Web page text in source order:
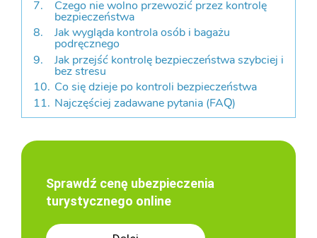
Czego nie wolno przewozić przez kontrolę
bezpieczeństwa
Jak wygląda kontrola osób i bagażu
podręcznego
Jak przejść kontrolę bezpieczeństwa szybciej i
bez stresu
Co się dzieje po kontroli bezpieczeństwa
Najczęściej zadawane pytania (FAQ)
Sprawdź cenę ubezpieczenia
turystycznego online